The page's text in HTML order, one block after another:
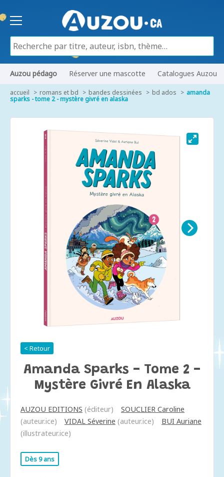
Auzou pédago Réserver une mascotte Catalogues Auzou
accueil romans et bd bandes dessinées bd ados amanda
sparks - tome 2 - mystère givré en alaska
< Retour
Amanda Sparks - Tome 2 -
Mystère Givré En Alaska
AUZOU EDITIONS (éditeur)
SOUCLIER Caroline
(auteur.ice)
VIDAL Séverine (auteur.ice)
BUI Auriane
(illustrateur.ice)
Dès 9 ans